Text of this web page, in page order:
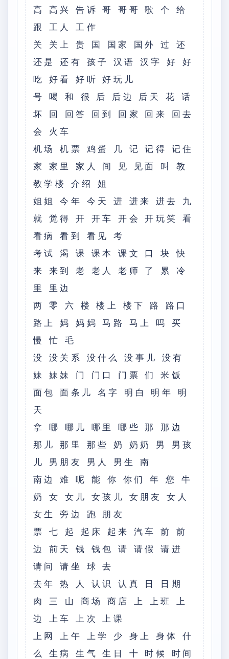
高 高兴 告诉 哥 哥哥 歌 个 给
跟 工人 工作
关 关上 贵 国 国家 国外 过 还
还是 还有 孩子 汉语 汉字 好 好
吃 好看 好听 好玩儿
号 喝 和 很 后 后边 后天 花 话
坏 回 回答 回到 回家 回来 回去
会 火车
机场 机票 鸡蛋 几 记 记得 记住
家 家里 家人 间 见 见面 叫 教
教学楼 介绍 姐
姐姐 今年 今天 进 进来 进去 九
就 觉得 开 开车 开会 开玩笑 看
看病 看到 看见 考
考试 渴 课 课本 课文 口 块 快
来 来到 老 老人 老师 了 累 冷
里 里边
两 零 六 楼 楼上 楼下 路 路口
路上 妈 妈妈 马路 马上 吗 买
慢 忙 毛
没 没关系 没什么 没事儿 没有
妹 妹妹 门 门口 门票 们 米饭
面包 面条儿 名字 明白 明年 明
天
拿 哪 哪儿 哪里 哪些 那 那边
那儿 那里 那些 奶 奶奶 男 男孩
儿 男朋友 男人 男生 南
南边 难 呢 能 你 你们 年 您 牛
奶 女 女儿 女孩儿 女朋友 女人
女生 旁边 跑 朋友
票 七 起 起床 起来 汽车 前 前
边 前天 钱 钱包 请 请假 请进
请问 请坐 球 去
去年 热 人 认识 认真 日 日期
肉 三 山 商场 商店 上 上班 上
边 上车 上次 上课
上网 上午 上学 少 身上 身体 什
么 生病 生气 生日 十 时候 时间